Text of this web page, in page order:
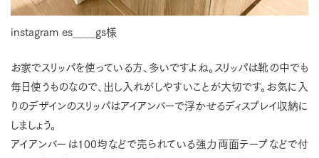
instagram es____gs様
お家でスリッパを使っている方、多いですよね。スリッパは靴の中でも
毎日使うものなので、出し入れがしやすいことが大切です。お気に入
りのデザインのスリッパはアイアンバーで浮かせるディスプレイ収納に
しましょう。
アイアンバーは100均などで売られている強力両面テープなどで付